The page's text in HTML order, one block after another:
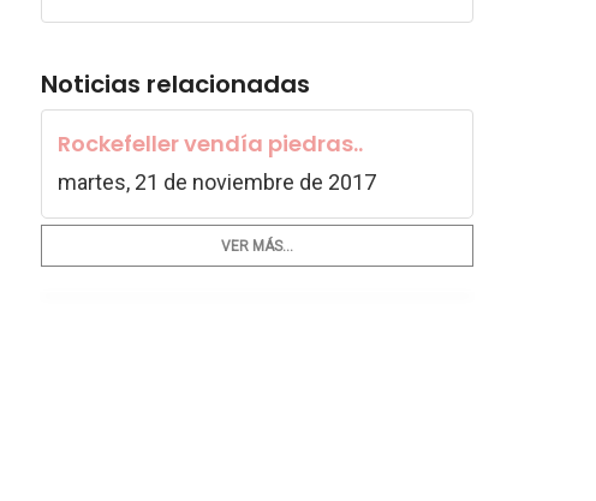
Noticias relacionadas
Rockefeller vendía piedras..
martes, 21 de noviembre de 2017
VER MÁS...